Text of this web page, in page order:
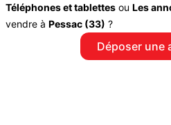
Téléphones et tablettes ou Les
vendre à Pessac (33) ?
Déposer une